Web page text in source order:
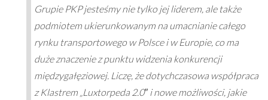
Grupie PKP jesteśmy nie tylko jej liderem, ale także
podmiotem ukierunkowanym na umacnianie całego
rynku transportowego w Polsce i w Europie, co ma
duże znaczenie z punktu widzenia konkurencji
międzygałęziowej. Liczę, że dotychczasowa współpraca
z Klastrem „Luxtorpeda 2.0″ i nowe możliwości, jakie